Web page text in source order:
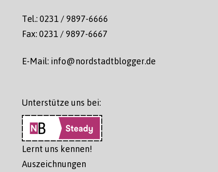
Tel.: 0231 / 9897-6666
Fax: 0231 / 9897-6667
E-Mail: info@nordstadtblogger.de
Unterstütze uns bei:
Lernt uns kennen!
Auszeichnungen